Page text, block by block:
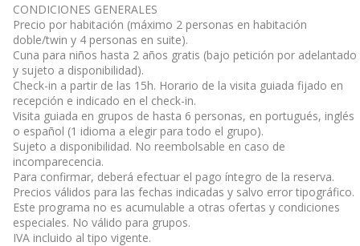
CONDICIONES GENERALES
Precio por habitación (máximo 2 personas en habitación
doble/twin y 4 personas en suite).
Cuna para niños hasta 2 años gratis (bajo petición por adelantado
y sujeto a disponibilidad).
Check-in a partir de las 15h. Horario de la visita guiada fijado en
recepción e indicado en el check-in.
Visita guiada en grupos de hasta 6 personas, en portugués, inglés
o español (1 idioma a elegir para todo el grupo).
Sujeto a disponibilidad. No reembolsable en caso de
incomparecencia.
Para confirmar, deberá efectuar el pago íntegro de la reserva.
Precios válidos para las fechas indicadas y salvo error tipográfico.
Este programa no es acumulable a otras ofertas y condiciones
especiales. No válido para grupos.
IVA incluido al tipo vigente.